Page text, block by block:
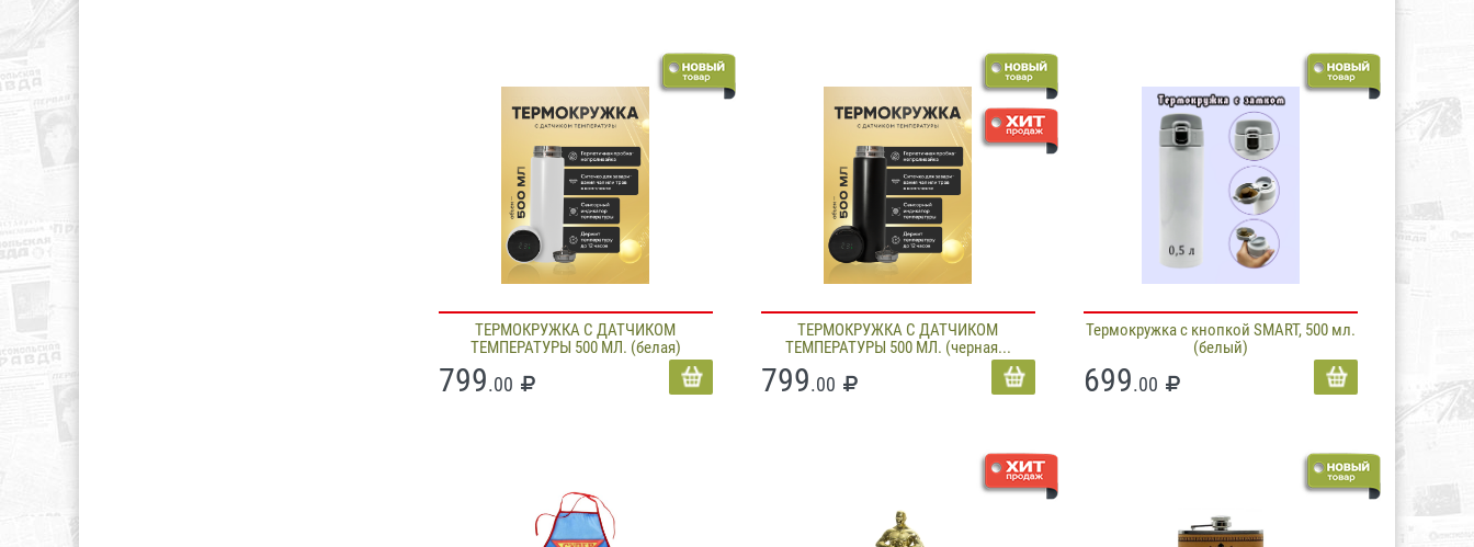
ТЕРМОКРУЖКА С ДАТЧИКОМ
ТЕМПЕРАТУРЫ 500 МЛ. (белая)
799.00
ТЕРМОКРУЖКА С ДАТЧИКОМ
ТЕМПЕРАТУРЫ 500 МЛ. (черная...
799.00
Термокружка с кнопкой SMART, 500 мл.
(белый)
699.00